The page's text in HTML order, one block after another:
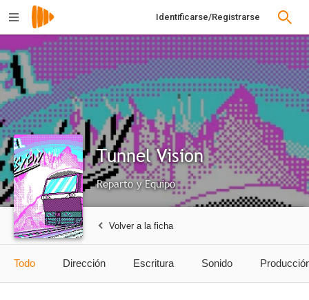
Identificarse/Registrarse
Tunnel Vision
Reparto y Equipo
Volver a la ficha
Todo Dirección Escritura Sonido